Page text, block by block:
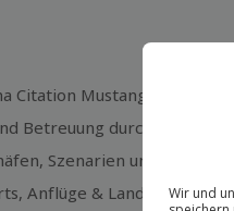
Citation Mustang Privatjet-
Betreuung durch einen
Szenarien und Wetter
Anflüge & Landungen